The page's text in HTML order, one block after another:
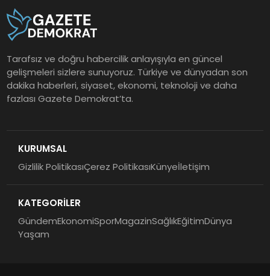
Tarafsız ve doğru habercilik anlayışıyla en güncel
gelişmeleri sizlere sunuyoruz. Türkiye ve dünyadan son
dakika haberleri, siyaset, ekonomi, teknoloji ve daha
fazlası Gazete Demokrat’ta.
KURUMSAL
Gizlilik PolitikasıÇerez PolitikasıKünyeİletişim
KATEGORİLER
GündemEkonomiSporMagazinSağlıkEğitimDünya
Yaşam